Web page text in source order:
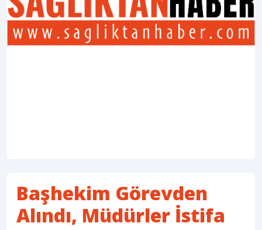
Başhekim Görevden
Alındı, Müdürler İstifa